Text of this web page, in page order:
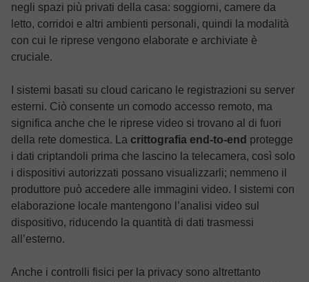
negli spazi più privati ​​della casa: soggiorni, camere da
letto, corridoi e altri ambienti personali, quindi la modalità
con cui le riprese vengono elaborate e archiviate è
cruciale.
I sistemi basati su cloud caricano le registrazioni su server
esterni. Ciò consente un comodo accesso remoto, ma
significa anche che le riprese video si trovano al di fuori
della rete domestica. La crittografia end-to-end protegge
i dati criptandoli prima che lascino la telecamera, così solo
i dispositivi autorizzati possano visualizzarli; nemmeno il
produttore può accedere alle immagini video. I sistemi con
elaborazione locale mantengono l’analisi video sul
dispositivo, riducendo la quantità di dati trasmessi
all’esterno.
Anche i controlli fisici per la privacy sono altrettanto